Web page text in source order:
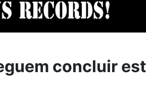
concluir